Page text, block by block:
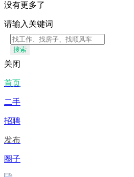
没有更多了
请输入关键词
搜索
关闭
首页
二手
招聘
发布
圈子